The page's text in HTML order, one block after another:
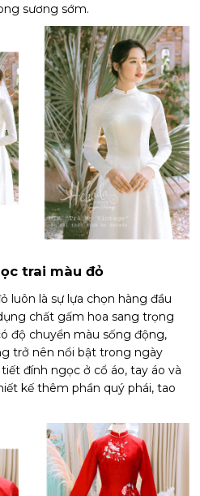
sương sớm.
trai màu đỏ
luôn là sự lựa chọn hàng đầu
chất gấm hoa sang trọng
độ chuyển màu sống động,
trở nên nổi bật trong ngày
đính ngọc ở cổ áo, tay áo và
kế thêm phần quý phái, tao